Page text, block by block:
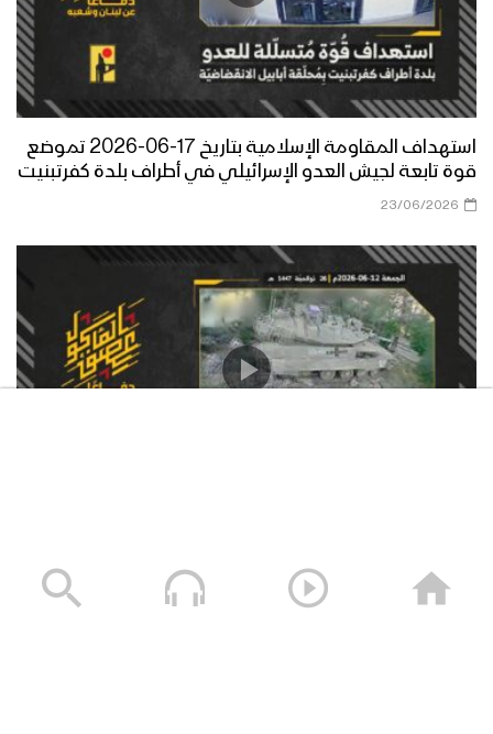
استهداف المقاومة الإسلامية بتاريخ 17-06-2026 تموضع
قوة تابعة لجيش العدو الإسرائيلي في أطراف بلدة كفرتبنيت
23/06/2026
الشقيف